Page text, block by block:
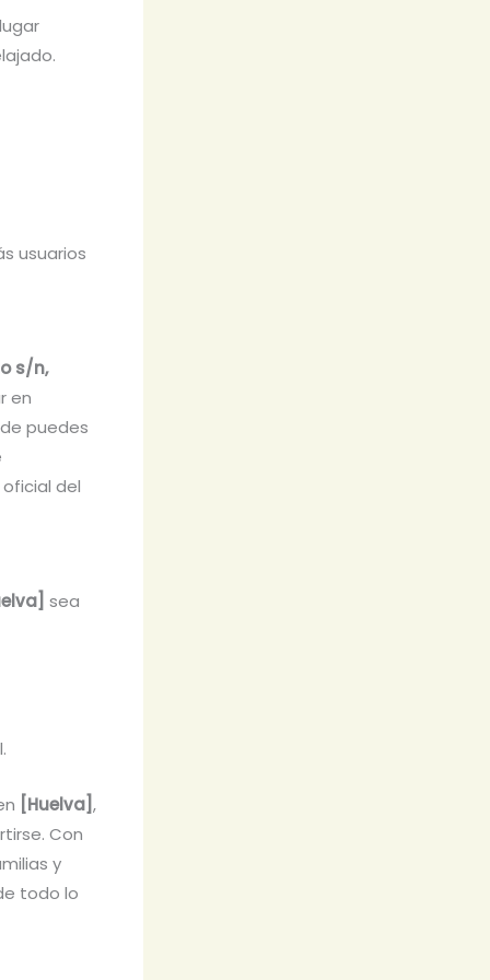
usuarios
s/n,
en
puedes
del
sea
[Huelva],
Con
y
todo lo